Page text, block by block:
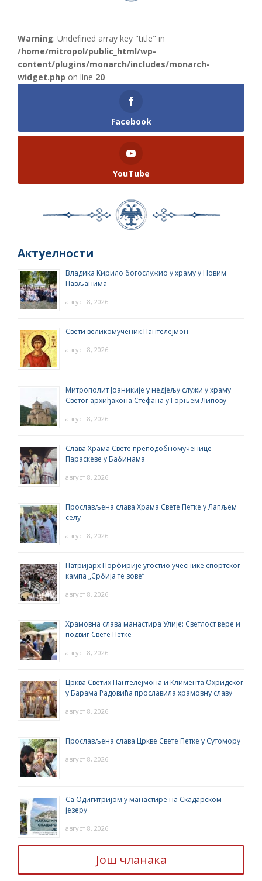
Warning: Undefined array key "title" in
/home/mitropol/public_html/wp-
content/plugins/monarch/includes/monarch-
widget.php on line 20
Facebook
YouTube
Актуелности
Владика Кирило богослужио у храму у Новим
Пављанима
август 8, 2026
Свети великомученик Пантелејмон
август 8, 2026
Митрополит Јоаникије у недјељу служи у храму
Светог архиђакона Стефана у Горњем Липову
август 8, 2026
Слава Храма Свете преподобномученице
Параскеве у Бабинама
август 8, 2026
Прослављена слава Храма Свете Петке у Лапљем
селу
август 8, 2026
Патријарх Порфирије угостио учеснике спортског
кампа „Србија те зове“
август 8, 2026
Храмовна слава манастира Улије: Светлост вере и
подвиг Свете Петке
август 8, 2026
Црква Светих Пантелејмона и Климента Охридског
у Барама Радовића прославила храмовну славу
август 8, 2026
Прослављена слава Цркве Свете Петке у Сутомору
август 8, 2026
Са Одигитријом у манастире на Скадарском
језеру
август 8, 2026
Још чланака